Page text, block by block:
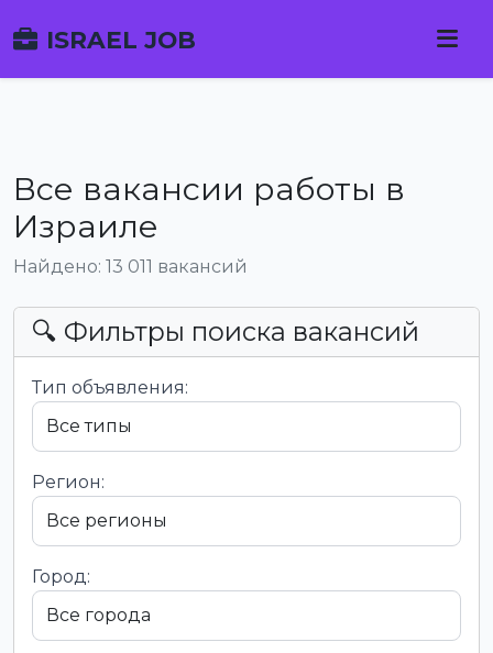
ISRAEL JOB
Все вакансии работы в
Израиле
Найдено: 13 011 вакансий
🔍 Фильтры поиска вакансий
Тип объявления:
Регион:
Город: